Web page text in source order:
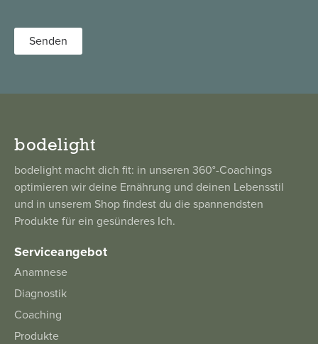
bodelight
bodelight macht dich fit: in unseren 360°-Coachings
optimieren wir deine Ernährung und deinen Lebensstil
und in unserem Shop findest du die spannendsten
Produkte für ein gesünderes Ich.
Serviceangebot
Anamnese
Diagnostik
Coaching
Produkte